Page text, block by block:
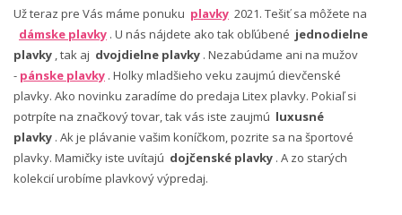
Už teraz pre Vás máme ponuku plavky 2021. Tešiť sa môžete na
dámske plavky . U nás nájdete ako tak obľúbené jednodielne
plavky , tak aj dvojdielne plavky . Nezabúdame ani na mužov
- pánske plavky . Holky mladšieho veku zaujmú dievčenské
plavky. Ako novinku zaradíme do predaja Litex plavky. Pokiaľ si
potrpíte na značkový tovar, tak vás iste zaujmú luxusné
plavky . Ak je plávanie vašim koníčkom, pozrite sa na športové
plavky. Mamičky iste uvítajú dojčenské plavky . A zo starých
kolekcií urobíme plavkový výpredaj.